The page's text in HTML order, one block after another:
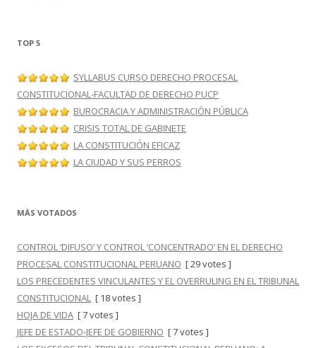
TOP 5
SYLLABUS CURSO DERECHO PROCESAL
CONSTITUCIONAL-FACULTAD DE DERECHO PUCP
BUROCRACIA Y ADMINISTRACIÓN PÚBLICA
CRISIS TOTAL DE GABINETE
LA CONSTITUCIÓN EFICAZ
LA CIUDAD Y SUS PERROS
MÁS VOTADOS
CONTROL ‘DIFUSO’ Y CONTROL ‘CONCENTRADO’ EN EL DERECHO
PROCESAL CONSTITUCIONAL PERUANO [ 29 votes ]
LOS PRECEDENTES VINCULANTES Y EL OVERRULING EN EL TRIBUNAL
CONSTITUCIONAL [ 18 votes ]
HOJA DE VIDA [ 7 votes ]
JEFE DE ESTADO-JEFE DE GOBIERNO [ 7 votes ]